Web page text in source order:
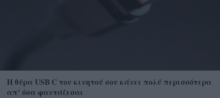
Η θύρα USB C του κινητού σου κάνει πολύ περισσότερα
απ’ όσα φαντάζεσαι